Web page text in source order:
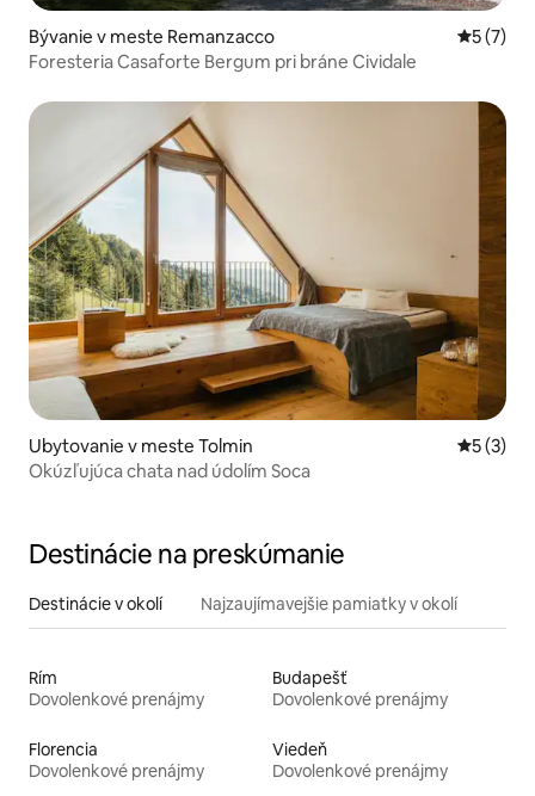
Bývanie v meste Remanzacco
5 (7)
Foresteria Casaforte Bergum pri bráne Cividale
Ubytovanie v meste Tolmin
5 (3)
Okúzľujúca chata nad údolím Soca
Destinácie na preskúmanie
Destinácie v okolí Najzaujímavejšie pamiatky v okolí
Rím
Dovolenkové prenájmy
Budapešť
Dovolenkové prenájmy
Florencia
Dovolenkové prenájmy
Viedeň
Dovolenkové prenájmy